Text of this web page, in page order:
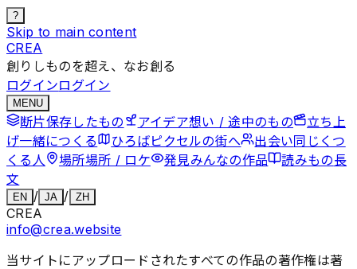
?
Skip to main content
CREA
創りしものを超え、なお創る
ログインログイン
MENU
断片保存したもの アイデア想い / 途中のもの
立ち上
げ一緒につくる ひろばピクセルの街へ 出会い同じくつ
くる人
場所場所 / ロケ 発見みんなの作品 読みもの長
文
EN / JA / ZH
CREA
info@crea.website
当サイトにアップロードされたすべての作品の著作権は著